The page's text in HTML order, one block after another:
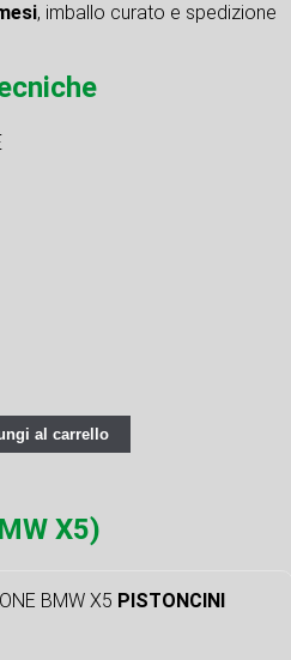
, imballo curato e spedizione
al carrello
X5)
PISTONCINI